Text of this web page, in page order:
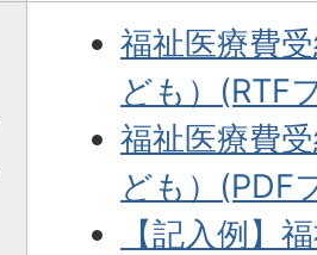
福祉医療費
ども）(RTF
福祉医療費
ども）(PDF
【記入例】